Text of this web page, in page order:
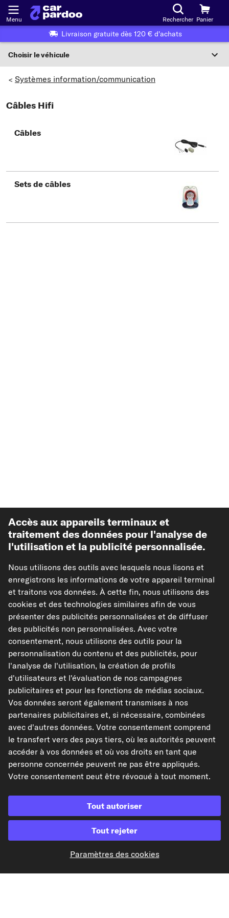
Menu Rechercher Panier
Livraison gratuite dès 120 € d'achats
Choisir le véhicule
Sélection du véhicule
Ou choix du véhicule selon les critères suivants :
Choix du fabricant
Choix du type
> Systèmes information/communication
Câbles Hifi
Câbles
Sets de câbles
Autre de carpardoo
Aide & soutien
Juridique
Modes de paiement acceptés
Nos partenaires d'expédition
kfzteile24.at
Accès aux appareils terminaux et
traitement des données pour l'analyse de
l'utilisation et la publicité personnalisée.
Nous utilisons des outils avec lesquels nous lisons et
enregistrons les informations de votre appareil terminal
et traitons vos données. À cette fin, nous utilisons des
cookies et des technologies similaires afin de vous
présenter des publicités personnalisées et de diffuser
des publicités non personnalisées. Avec votre
consentement, nous utilisons des outils pour la
personnalisation du contenu et des publicités, pour
l'analyse de l'utilisation, la création de profils
d'utilisateurs et l'évaluation de nos campagnes
publicitaires et pour les fonctions de médias sociaux.
Vos données seront également transmises à nos
partenaires publicitaires et, si nécessaire, combinées
avec d'autres données. Votre consentement comprend
le transfert vers des pays tiers, où les autorités peuvent
accéder à vos données et où vos droits en tant que
personne concernée peuvent ne pas être appliqués.
Votre consentement peut être révoqué à tout moment.
Tout autoriser
Tout rejeter
Paramètres des cookies